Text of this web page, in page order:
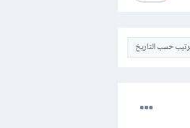
حسب التاريخ